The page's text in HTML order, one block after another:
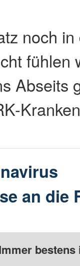
noch
fühlen
Abseits
an die